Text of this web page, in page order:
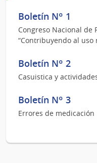
Boletín Nº 1
Congreso Nacional de
“Contribuyendo al
Boletín Nº 2
Casuistica y
Boletín Nº 3
Errores de medicación